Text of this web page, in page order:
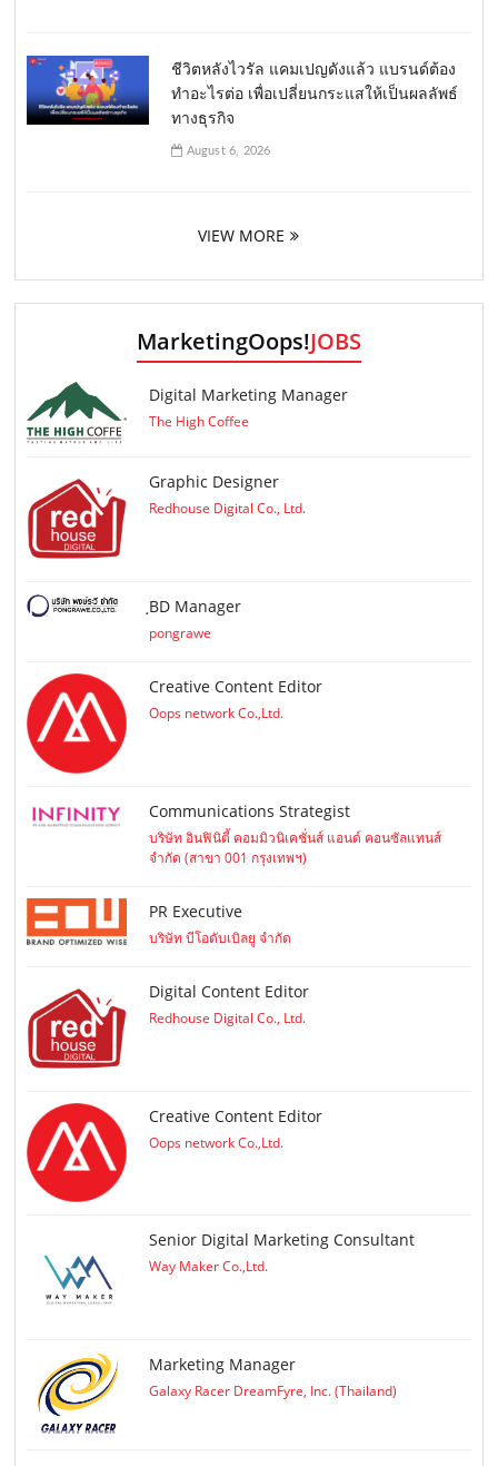
ชีวิตหลังไวรัล แคมเปญดังแล้ว แบรนด์ต้อง
ทำอะไรต่อ เพื่อเปลี่ยนกระแสให้เป็นผลลัพธ์
ทางธุรกิจ
August 6, 2026
VIEW MORE
MarketingOops!JOBS
Digital Marketing Manager
The High Coffee
Graphic Designer
Redhouse Digital Co., Ltd.
ฺBD Manager
pongrawe
Creative Content Editor
Oops network Co.,Ltd.
Communications Strategist
บริษัท อินฟินิตี้ คอมมิวนิเคชั่นส์ แอนด์ คอนซัลแทนส์
จำกัด (สาขา 001 กรุงเทพฯ)
PR Executive
บริษัท บีโอดับเบิลยู จำกัด
Digital Content Editor
Redhouse Digital Co., Ltd.
Creative Content Editor
Oops network Co.,Ltd.
Senior Digital Marketing Consultant
Way Maker Co.,Ltd.
Marketing Manager
Galaxy Racer DreamFyre, Inc. (Thailand)